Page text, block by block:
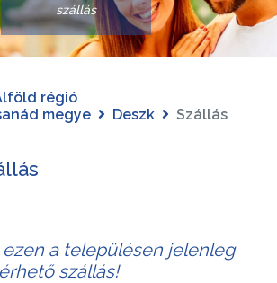
szállás
régió
megye
Deszk Szállás
a településen jelenleg
szállás!